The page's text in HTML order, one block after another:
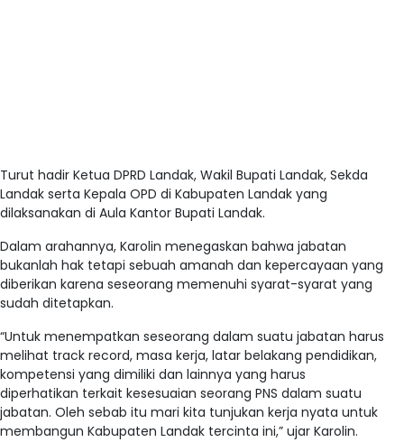
Turut hadir Ketua DPRD Landak, Wakil Bupati Landak, Sekda
Landak serta Kepala OPD di Kabupaten Landak yang
dilaksanakan di Aula Kantor Bupati Landak.
Dalam arahannya, Karolin menegaskan bahwa jabatan
bukanlah hak tetapi sebuah amanah dan kepercayaan yang
diberikan karena seseorang memenuhi syarat-syarat yang
sudah ditetapkan.
“Untuk menempatkan seseorang dalam suatu jabatan harus
melihat track record, masa kerja, latar belakang pendidikan,
kompetensi yang dimiliki dan lainnya yang harus
diperhatikan terkait kesesuaian seorang PNS dalam suatu
jabatan. Oleh sebab itu mari kita tunjukan kerja nyata untuk
membangun Kabupaten Landak tercinta ini,” ujar Karolin.